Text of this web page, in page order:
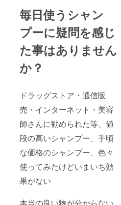
毎日使うシャン
プーに疑問を感じ
た事はありません
か？
ドラッグストア・通信販
売・インターネット・美容
師さんに勧められた等、値
段の高いシャンプー、手頃
な価格のシャンプー、色々
使ってみたけどいまいち効
果がない
本当の良い物が分からない